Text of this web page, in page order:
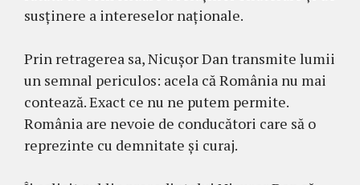
susținere a intereselor naționale.
Prin retragerea sa, Nicușor Dan transmite lumii
un semnal periculos: acela că România nu mai
contează. Exact ce nu ne putem permite.
România are nevoie de conducători care să o
reprezinte cu demnitate și curaj.